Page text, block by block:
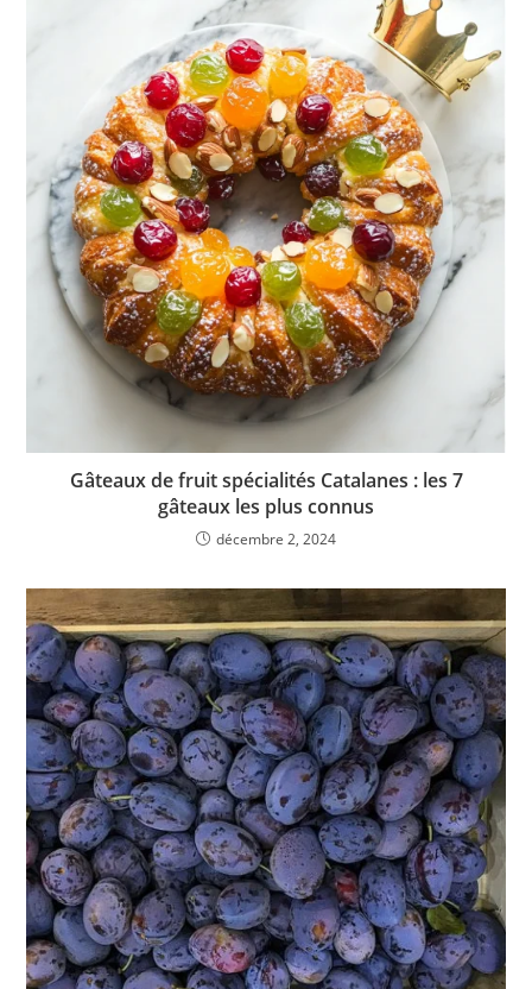
Gâteaux de fruit spécialités Catalanes : les 7
gâteaux les plus connus
décembre 2, 2024